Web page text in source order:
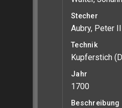
Stecher
Aubry, Peter II
Technik
Kupferstich
Jahr
1700
Beschreibung